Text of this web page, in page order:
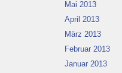
Mai 2013
April 2013
März 2013
Februar 2013
Januar 2013